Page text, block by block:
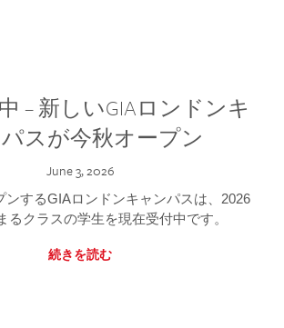
– 新しいGIAロンドンキ
スが今秋オープン
June 3, 2026
ンするGIAロンドンキャンパスは、2026
るクラスの学生を現在受付中です。
続きを読む